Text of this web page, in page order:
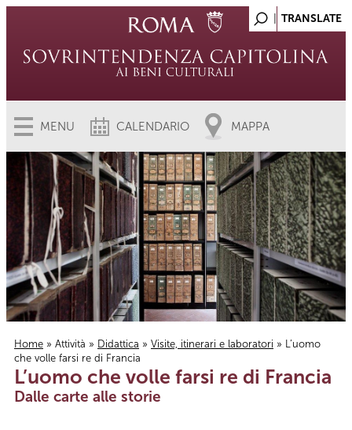
MENU CALENDARIO MAPPA
Tu sei qui
Home » Attività » Didattica » Visite, itinerari e laboratori » L’uomo
che volle farsi re di Francia
L’uomo che volle farsi re di Francia
Dalle carte alle storie